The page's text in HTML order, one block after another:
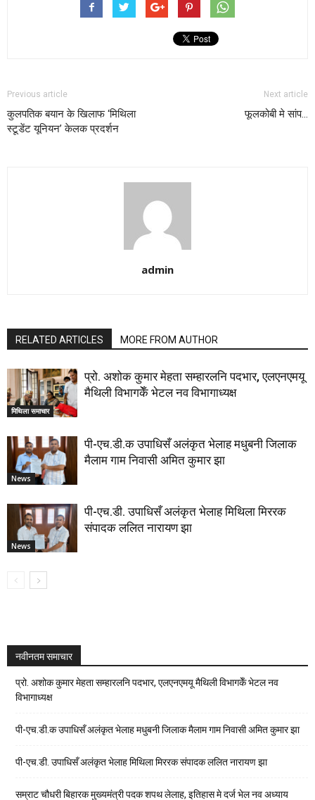
Previous article
कुलपतिक बयान के खिलाफ ‘मिथिला
स्टूडेंट यूनियन’ केलक प्रदर्शन
Next article
फूलकोबी मे सांप…
admin
RELATED ARTICLES MORE FROM AUTHOR
मिथिला समाचार
प्रो. अशोक कुमार मेहता सम्हारलनि पदभार, एलएनएमयू
मैथिली विभागकेँ भेटल नव विभागाध्यक्ष
News
पी-एच.डी.क उपाधिसँ अलंकृत भेलाह मधुबनी जिलाक
मैलाम गाम निवासी अमित कुमार झा
News
पी-एच.डी. उपाधिसँ अलंकृत भेलाह मिथिला मिररक
संपादक ललित नारायण झा
नवीनतम समाचार
प्रो. अशोक कुमार मेहता सम्हारलनि पदभार, एलएनएमयू मैथिली विभागकेँ भेटल नव
विभागाध्यक्ष
पी-एच.डी.क उपाधिसँ अलंकृत भेलाह मधुबनी जिलाक मैलाम गाम निवासी अमित कुमार झा
पी-एच.डी. उपाधिसँ अलंकृत भेलाह मिथिला मिररक संपादक ललित नारायण झा
सम्राट चौधरी बिहारक मुख्यमंत्री पदक शपथ लेलाह, इतिहास मे दर्ज भेल नव अध्याय